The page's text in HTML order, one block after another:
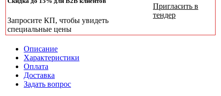
Запросите КП, чтобы увидеть
специальные цены
Пригласить в
тендер
Описание
Характеристики
Оплата
Доставка
Задать вопрос